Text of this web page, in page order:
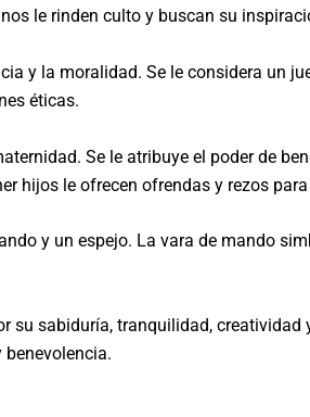
le rinden culto y buscan su
y la moralidad. Se le considera un
éticas.
Se le atribuye el poder de
hijos le ofrecen ofrendas y rezos
y un espejo. La vara de mando
su sabiduría, tranquilidad,
benevolencia.